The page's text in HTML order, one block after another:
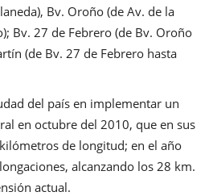
Bv. Oroño (de Av. de la
Bv. 27 de Febrero (de Bv. Oroño
(de Bv. 27 de Febrero hasta
del país en implementar un
en octubre del 2010, que en sus
de longitud; en el año
alcanzando los 28 km.
actual.